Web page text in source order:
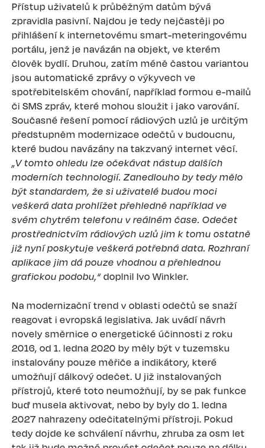
Přístup uživatelů k průběžným datům bývá
zpravidla pasivní. Najdou je tedy nejčastěji po
přihlášení k internetovému smart-meteringovému
portálu, jenž je navázán na objekt, ve kterém
člověk bydlí. Druhou, zatím méně častou variantou
jsou automatické zprávy o výkyvech ve
spotřebitelském chování, například formou e-mailů
či SMS zpráv, které mohou sloužit i jako varování.
Současné řešení pomocí rádiových uzlů je určitým
předstupněm modernizace odečtů v budoucnu,
které budou navázány na takzvaný internet věcí.
„V tomto ohledu lze očekávat nástup dalších
moderních technologií. Zanedlouho by tedy mělo
být standardem, že si uživatelé budou moci
veškerá data prohlížet přehledně například ve
svém chytrém telefonu v reálném čase. Odečet
prostřednictvím rádiových uzlů jim k tomu ostatně
již nyní poskytuje veškerá potřebná data. Rozhraní
aplikace jim dá pouze vhodnou a přehlednou
grafickou podobu,“ doplnil Ivo Winkler.
Na modernizační trend v oblasti odečtů se snaží
reagovat i evropská legislativa. Jak uvádí návrh
novely směrnice o energetické účinnosti z roku
2016, od 1. ledna 2020 by měly být v tuzemsku
instalovány pouze měřiče a indikátory, které
umožňují dálkový odečet. U již instalovaných
přístrojů, které toto neumožňují, by se pak funkce
buď musela aktivovat, nebo by byly do 1. ledna
2027 nahrazeny odečitatelnými přístroji. Pokud
tedy dojde ke schválení návrhu, zhruba za osm let